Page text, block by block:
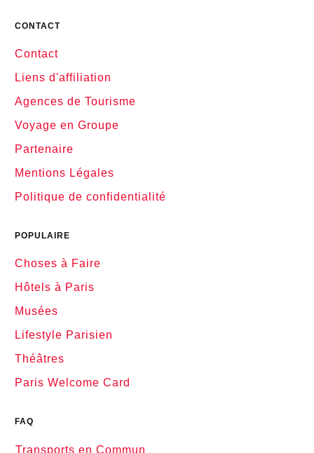
CONTACT
Contact
Liens d'affiliation
Agences de Tourisme
Voyage en Groupe
Partenaire
Mentions Légales
Politique de confidentialité
POPULAIRE
Choses à Faire
Hôtels à Paris
Musées
Lifestyle Parisien
Théâtres
Paris Welcome Card
FAQ
Transports en Commun